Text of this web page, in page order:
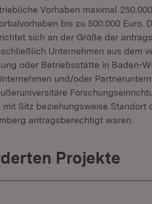
Vorhaben maximal
bis zu 500.000 Euro.
sich an der Größe der
Unternehmen aus dem
oder Betriebsstätte in Baden-
und/oder
Sitz beziehungsweise Standort
antragsberechtigt waren.
Projekte